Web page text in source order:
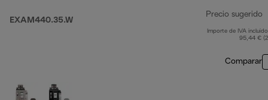
EXAM440.35.W
Precio sugerido
Importe de IVA
95,44 €
Comparar